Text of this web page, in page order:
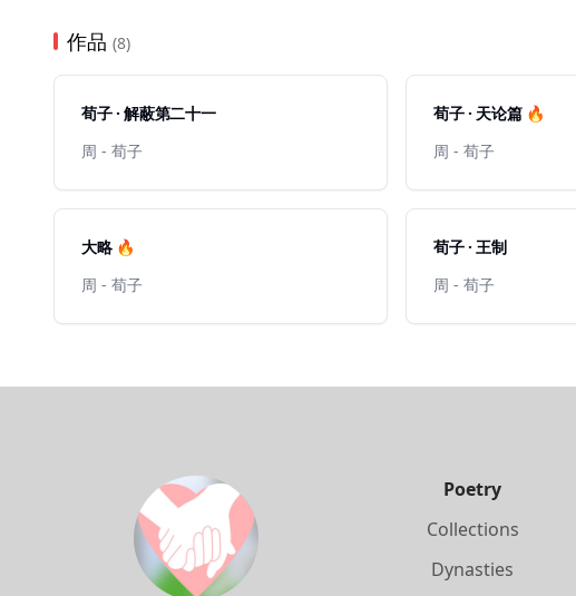
作品 (8)
荀子 · 解蔽第二十一
周 - 荀子
荀子 · 天论篇 🔥
周 - 荀子
大略 🔥
周 - 荀子
荀子 · 王制
周 - 荀子
Poetry
Collections
Dynasties